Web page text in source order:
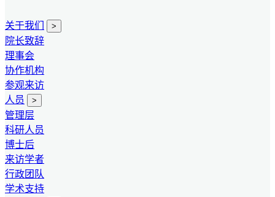
关于我们 >
院长致辞
理事会
协作机构
参观来访
人员
>
管理层
科研人员
博士后
来访学者
行政团队
学术支持